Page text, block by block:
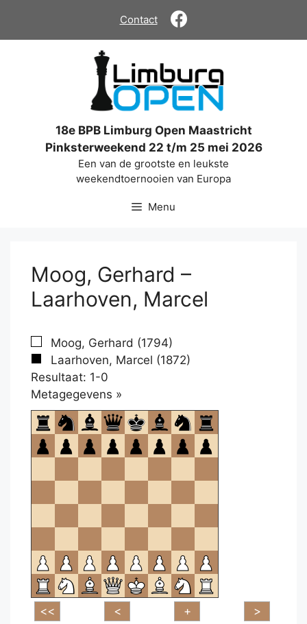
de
Contact
18e BPB Limburg Open Maastricht
Pinksterweekend 22 t/m 25 mei 2026
Een van de grootste en leukste
weekendtoernooien van Europa
Menu
Moog, Gerhard –
Laarhoven, Marcel
Moog, Gerhard (1794)
Laarhoven, Marcel (1872)
Resultaat: 1-0
Metagegevens »
om
te
openen.